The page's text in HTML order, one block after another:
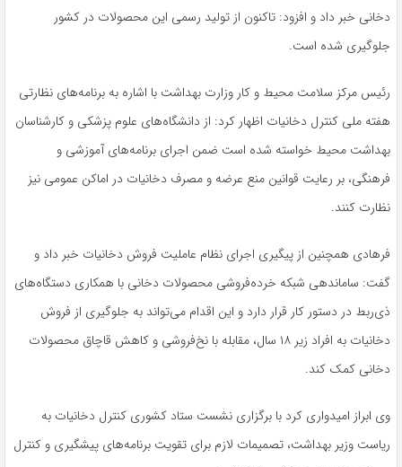
دخانی خبر داد و افزود: تاکنون از تولید رسمی این محصولات در کشور
جلوگیری شده است.
رئیس مرکز سلامت محیط و کار وزارت بهداشت با اشاره به برنامه‌های نظارتی
هفته ملی کنترل دخانیات اظهار کرد: از دانشگاه‌های علوم پزشکی و کارشناسان
بهداشت محیط خواسته شده است ضمن اجرای برنامه‌های آموزشی و
فرهنگی، بر رعایت قوانین منع عرضه و مصرف دخانیات در اماکن عمومی نیز
نظارت کنند.
فرهادی همچنین از پیگیری اجرای نظام عاملیت فروش دخانیات خبر داد و
گفت: ساماندهی شبکه خرده‌فروشی محصولات دخانی با همکاری دستگاه‌های
ذی‌ربط در دستور کار قرار دارد و این اقدام می‌تواند به جلوگیری از فروش
دخانیات به افراد زیر ۱۸ سال، مقابله با نخ‌فروشی و کاهش قاچاق محصولات
دخانی کمک کند.
وی ابراز امیدواری کرد با برگزاری نشست ستاد کشوری کنترل دخانیات به
ریاست وزیر بهداشت، تصمیمات لازم برای تقویت برنامه‌های پیشگیری و کنترل